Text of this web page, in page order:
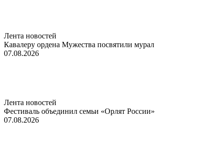
Лента новостей
Кавалеру ордена Мужества посвятили мурал
07.08.2026
Лента новостей
Фестиваль объединил семьи «Орлят России»
07.08.2026